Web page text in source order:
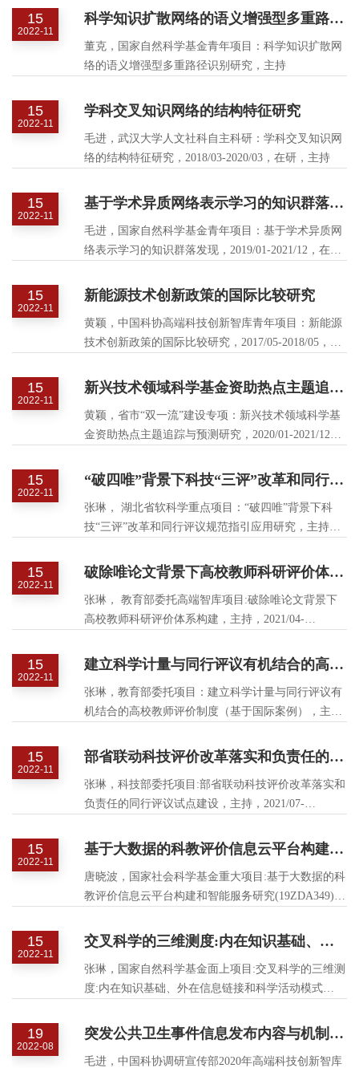
15
2022-11
科学知识扩散网络的语义增强型多重路径识别研究
董克，国家自然科学基金青年项目：科学知识扩散网
络的语义增强型多重路径识别研究，主持
15
2022-11
学科交叉知识网络的结构特征研究
毛进，武汉大学人文社科自主科研：学科交叉知识网
络的结构特征研究，2018/03-2020/03，在研，主持
15
2022-11
基于学术异质网络表示学习的知识群落发现
毛进，国家自然科学基金青年项目：基于学术异质网
络表示学习的知识群落发现，2019/01-2021/12，在
15
2022-11
新能源技术创新政策的国际比较研究
黄颖，中国科协高端科技创新智库青年项目：新能源
技术创新政策的国际比较研究，2017/05-2018/05，项
15
2022-11
新兴技术领域科学基金资助热点主题追踪与预测研究
黄颖，省市“双一流”建设专项：新兴技术领域科学基
金资助热点主题追踪与预测研究，2020/01-2021/12，
15
2022-11
“破四唯”背景下科技“三评”改革和同行评议规范指引应用研究
张琳， 湖北省软科学重点项目：“破四唯”背景下科
技“三评”改革和同行评议规范指引应用研究，主持，
15
2022-11
破除唯论文背景下高校教师科研评价体系构建
张琳， 教育部委托高端智库项目:破除唯论文背景下
高校教师科研评价体系构建，主持，2021/04-
15
2022-11
建立科学计量与同行评议有机结合的高校教师评价制度（基于国际案例）
张琳，教育部委托项目：建立科学计量与同行评议有
机结合的高校教师评价制度（基于国际案例），主
15
2022-11
部省联动科技评价改革落实和负责任的同行评议试点建设
张琳，科技部委托项目:部省联动科技评价改革落实和
负责任的同行评议试点建设，主持，2021/07-
15
2022-11
基于大数据的科教评价信息云平台构建和智能服务研究
唐晓波，国家社会科学基金重大项目:基于大数据的科
教评价信息云平台构建和智能服务研究(19ZDA349).
15
2022-11
交叉科学的三维测度:内在知识基础、外在信息链接和科学活动模式
张琳，国家自然科学基金面上项目:交叉科学的三维测
度:内在知识基础、外在信息链接和科学活动模式
19
2022-08
突发公共卫生事件信息发布内容与机制研究课题
毛进，中国科协调研宣传部2020年高端科技创新智库